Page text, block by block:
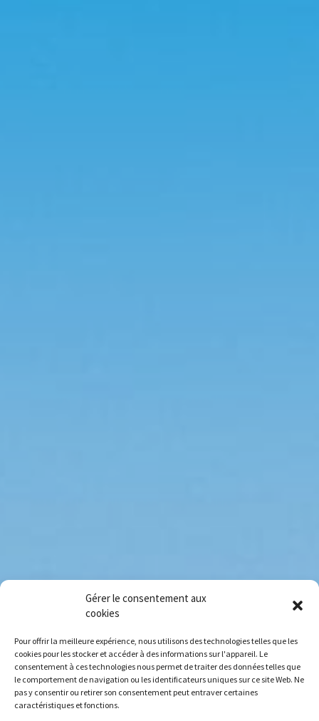
Gérer le consentement aux
cookies
Pour offrir la meilleure expérience, nous utilisons des technologies telles que les
cookies pour les stocker et accéder à des informations sur l'appareil. Le
consentement à ces technologies nous permet de traiter des données telles que
le comportement de navigation ou les identificateurs uniques sur ce site Web. Ne
pas y consentir ou retirer son consentement peut entraver certaines
caractéristiques et fonctions.